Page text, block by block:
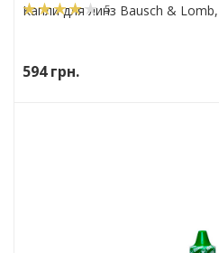
5
Капли для линз Bausch &
594грн.